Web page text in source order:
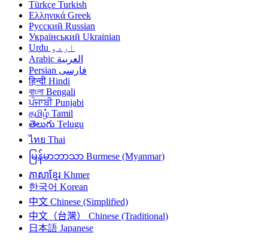
Türkçe Turkish
Ελληνικά Greek
Русский Russian
Український Ukrainian
اردو Urdu
العربية Arabic
فارسی Persian
हिन्दी Hindi
বাংলা Bengali
ਪੰਜਾਬੀ Punjabi
தமிழ் Tamil
తెలుగు Telugu
ไทย Thai
မြန်မာဘာသာ Burmese (Myanmar)
ភាសាខ្មែរ Khmer
한국어 Korean
中文 Chinese (Simplified)
中文（台灣）
Chinese (Traditional)
日本語 Japanese